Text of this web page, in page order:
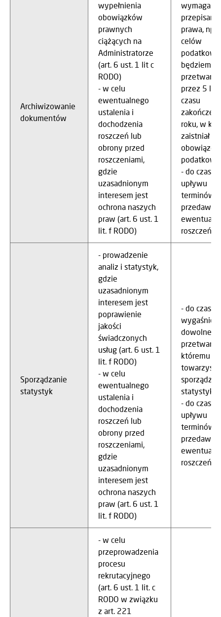
Archiwizowanie
dokumentów
wypełnienia
obowiązków
prawnych
ciążących na
Administratorze
(art. 6 ust. 1 lit c
RODO)
- w celu
ewentualnego
ustalenia i
dochodzenia
roszczeń lub
obrony przed
roszczeniami,
gdzie
uzasadnionym
interesem jest
ochrona naszych
praw (art. 6 ust. 1
lit. f RODO)
wymagany
przepisami
prawa, np.
celów
będziemy
przez 5 lat
czasu
roku, w
zaistniał
obowiązek
- do czasu
upływu
terminów
roszczeń
Sporządzanie
statystyk
- prowadzenie
analiz i statystyk,
gdzie
uzasadnionym
interesem jest
poprawienie
jakości
świadczonych
usług (art. 6 ust. 1
lit. f RODO)
- w celu
ewentualnego
ustalenia i
dochodzenia
roszczeń lub
obrony przed
roszczeniami,
gdzie
uzasadnionym
interesem jest
ochrona naszych
praw (art. 6 ust. 1
lit. f RODO)
- do czasu
któremu
towarzyszy
statystyki
- do czasu
upływu
terminów
roszczeń
- w celu
przeprowadzenia
procesu
rekrutacyjnego
(art. 6 ust. 1 lit. c
RODO w związku
z art. 221